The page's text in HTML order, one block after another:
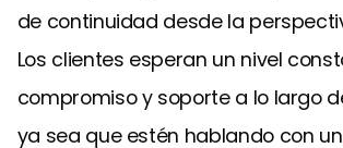
de continuidad desde la
Los clientes esperan un nivel
compromiso y soporte a lo largo
ya sea que estén hablando con